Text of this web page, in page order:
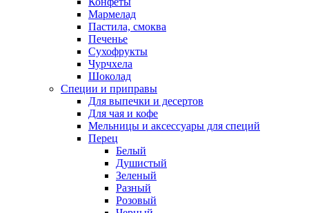
Мармелад
Пастила, смоква
Печенье
Сухофрукты
Чурчхела
Шоколад
Специи и приправы
Для выпечки и десертов
Для чая и кофе
Мельницы и аксессуары для специй
Перец
Белый
Душистый
Зеленый
Разный
Розовый